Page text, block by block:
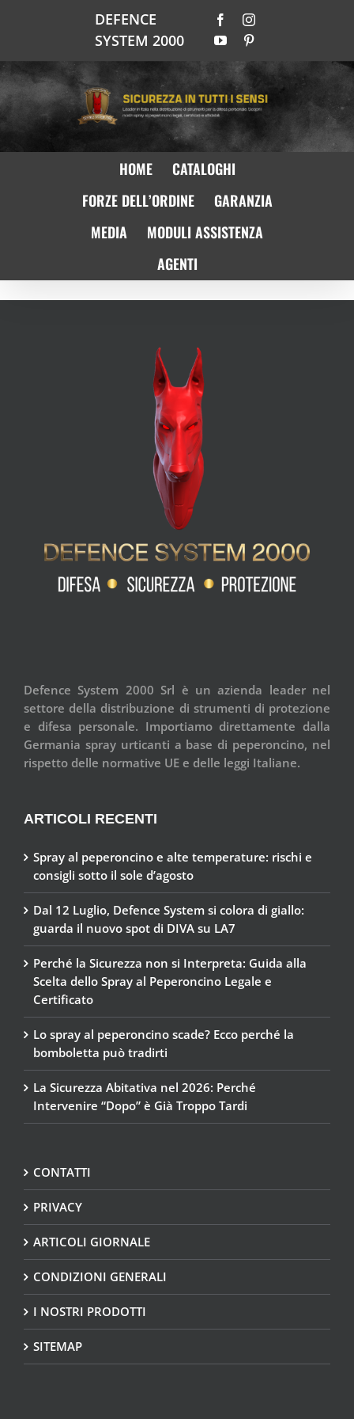
DEFENCE
SYSTEM 2000
FacebookInstagram
YouTubePinterest
HOME
CATALOGHI
FORZE DELL’ORDINE
GARANZIA
MEDIA
MODULI ASSISTENZA
AGENTI
Defence System 2000 Srl è un azienda leader nel
settore della distribuzione di strumenti di protezione
e difesa personale. Importiamo direttamente dalla
Germania spray urticanti a base di peperoncino, nel
rispetto delle normative UE e delle leggi Italiane.
ARTICOLI RECENTI
Spray al peperoncino e alte temperature: rischi e
consigli sotto il sole d’agosto
Dal 12 Luglio, Defence System si colora di giallo:
guarda il nuovo spot di DIVA su LA7
Perché la Sicurezza non si Interpreta: Guida alla
Scelta dello Spray al Peperoncino Legale e
Certificato
Lo spray al peperoncino scade? Ecco perché la
bomboletta può tradirti
La Sicurezza Abitativa nel 2026: Perché
Intervenire “Dopo” è Già Troppo Tardi
CONTATTI
PRIVACY
ARTICOLI GIORNALE
CONDIZIONI GENERALI
I NOSTRI PRODOTTI
SITEMAP